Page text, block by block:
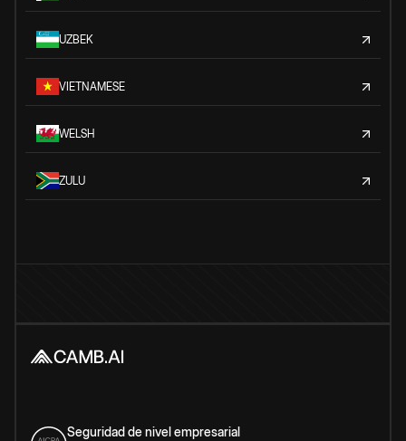
UZBEK
VIETNAMESE
WELSH
ZULU
Seguridad de nivel empresarial